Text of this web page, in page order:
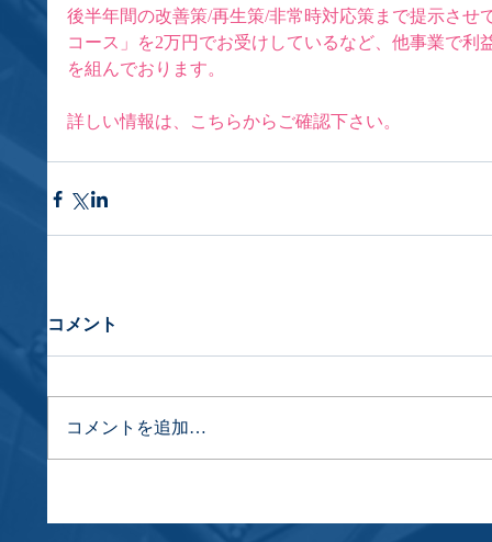
後半年間の改善策/再生策/非常時対応策まで提示させ
コース」を2万円でお受けしているなど、他事業で利
を組んでおります。
詳しい情報は、 こちらからご確認下さい。
コメント
コメントを追加…